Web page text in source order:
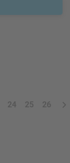
24 25 26